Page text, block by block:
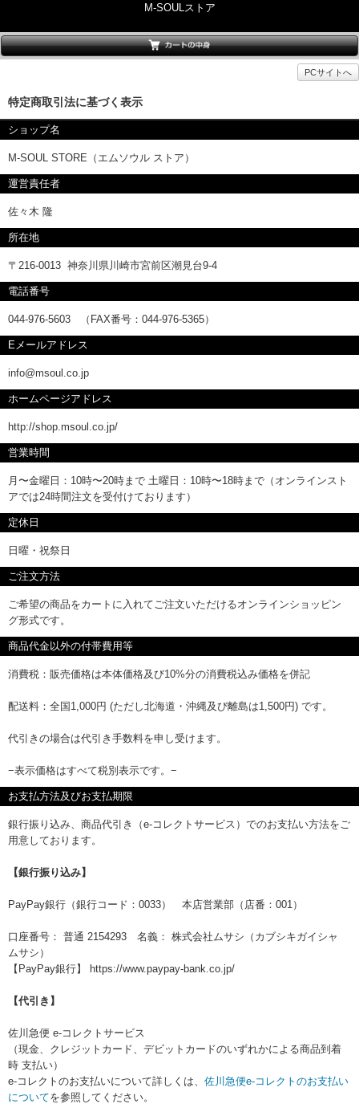
M-SOULストア
PCサイトへ
特定商取引法に基づく表示
ショップ名
M-SOUL STORE（エムソウル ストア）
運営責任者
佐々木 隆
所在地
〒216-0013 神奈川県川崎市宮前区潮見台9-4
電話番号
044-976-5603 （FAX番号：044-976-5365）
Eメールアドレス
info@msoul.co.jp
ホームページアドレス
http://shop.msoul.co.jp/
営業時間
月〜金曜日：10時〜20時まで 土曜日：10時〜18時まで（オンラインスト
アでは24時間注文を受付けております）
定休日
日曜・祝祭日
ご注文方法
ご希望の商品をカートに入れてご注文いただけるオンラインショッピン
グ形式です。
商品代金以外の付帯費用等
消費税：販売価格は本体価格及び10%分の消費税込み価格を併記
配送料：全国1,000円 (ただし北海道・沖縄及び離島は1,500円) です。
代引きの場合は代引き手数料を申し受けます。
−表示価格はすべて税別表示です。−
お支払方法及びお支払期限
銀行振り込み、商品代引き（e-コレクトサービス）でのお支払い方法をご
用意しております。
【銀行振り込み】
PayPay銀行（銀行コード：0033） 本店営業部（店番：001）
口座番号： 普通 2154293 名義： 株式会社ムサシ（カブシキガイシャ
ムサシ）
【PayPay銀行】 https://www.paypay-bank.co.jp/
【代引き】
佐川急便 e-コレクトサービス
（現金、クレジットカード、デビットカードのいずれかによる商品到着
時 支払い）
e-コレクトのお支払いについて詳しくは、 佐川急便e-コレクトのお支払い
についてを参照してください。